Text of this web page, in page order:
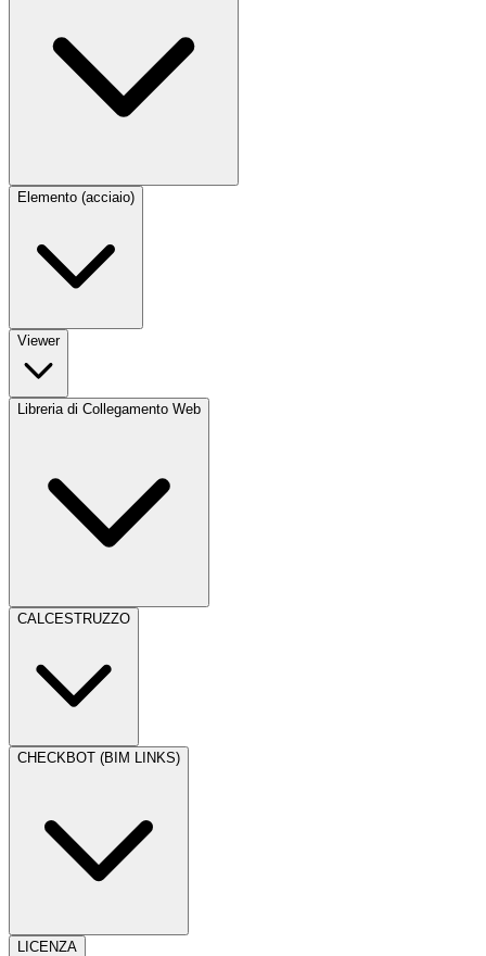
Elemento (acciaio)
Viewer
Libreria di Collegamento Web
CALCESTRUZZO
CHECKBOT (BIM LINKS)
LICENZA